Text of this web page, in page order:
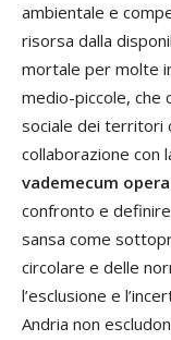
ambientale e
risorsa dalla
mortale per molte
medio-piccole, che
sociale dei territori
collaborazione con
vademecum
confronto e
sansa come
circolare e delle
l’esclusione e
Andria non